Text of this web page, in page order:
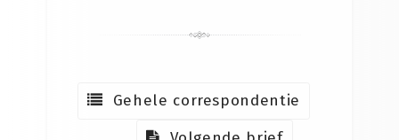
Gehele correspondentie